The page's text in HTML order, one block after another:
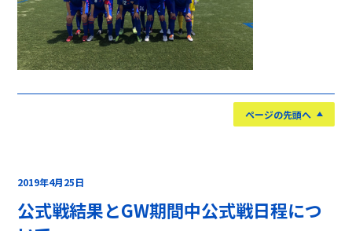
ページの先頭へ
2019年4月25日
公式戦結果とGW期間中公式戦日程につ